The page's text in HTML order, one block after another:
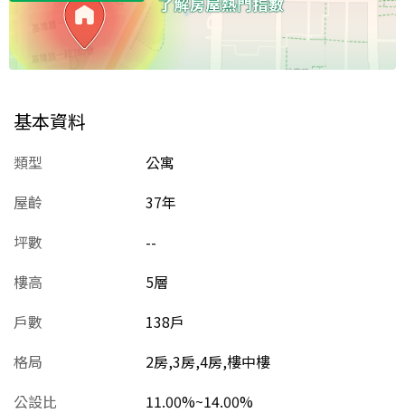
基本資料
類型
公寓
屋齡
37年
坪數
--
樓高
5層
戶數
138戶
格局
2房,3房,4房,樓中樓
公設比
11.00%~14.00%